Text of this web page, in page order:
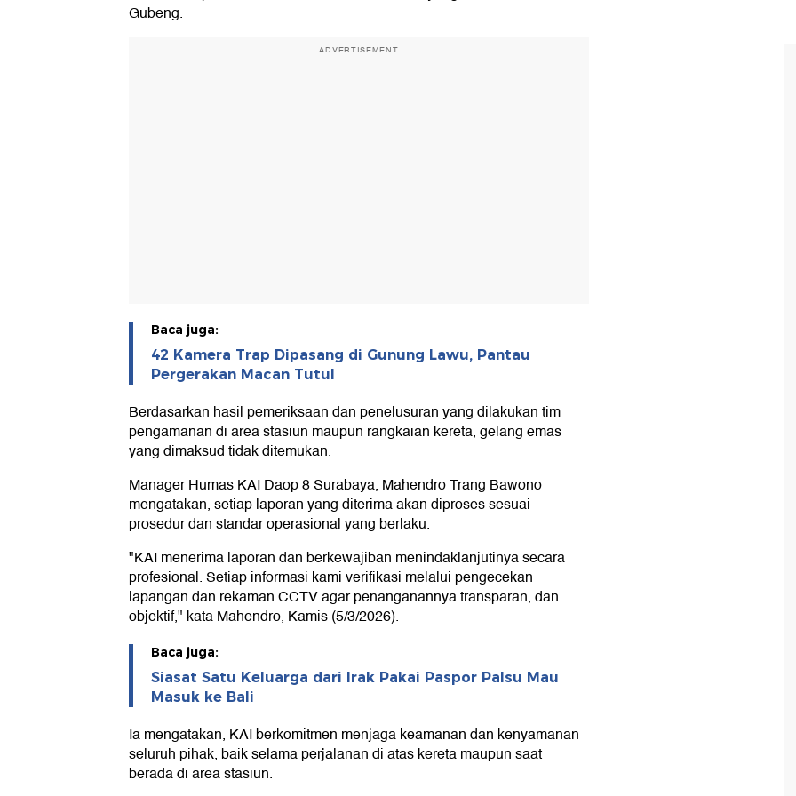
Gubeng.
ADVERTISEMENT
Baca juga:
42 Kamera Trap Dipasang di Gunung Lawu, Pantau
Pergerakan Macan Tutul
Berdasarkan hasil pemeriksaan dan penelusuran yang dilakukan tim
pengamanan di area stasiun maupun rangkaian kereta, gelang emas
yang dimaksud tidak ditemukan.
Manager Humas KAI Daop 8 Surabaya, Mahendro Trang Bawono
mengatakan, setiap laporan yang diterima akan diproses sesuai
prosedur dan standar operasional yang berlaku.
"KAI menerima laporan dan berkewajiban menindaklanjutinya secara
profesional. Setiap informasi kami verifikasi melalui pengecekan
lapangan dan rekaman CCTV agar penanganannya transparan, dan
objektif," kata Mahendro, Kamis (5/3/2026).
Baca juga:
Siasat Satu Keluarga dari Irak Pakai Paspor Palsu Mau
Masuk ke Bali
Ia mengatakan, KAI berkomitmen menjaga keamanan dan kenyamanan
seluruh pihak, baik selama perjalanan di atas kereta maupun saat
berada di area stasiun.